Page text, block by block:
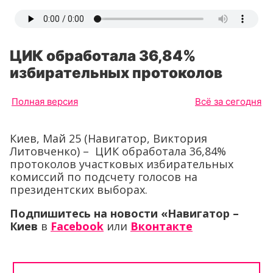
ЦИК обработала 36,84%
избирательных протоколов
Полная версия Всё за сегодня
Киев, Май 25 (Навигатор, Виктория
Литовченко) – ЦИК обработала 36,84%
протоколов участковых избирательных
комиссий по подсчету голосов на
президентских выборах.
Подпишитесь на новости «Навигатор –
Киев в Facebook или Вконтакте